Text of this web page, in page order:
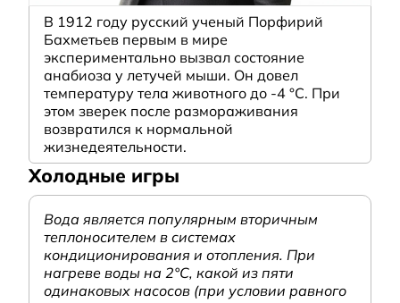
В 1912 году русский ученый Порфирий
Бахметьев первым в мире
экспериментально вызвал состояние
анабиоза у летучей мыши. Он довел
температуру тела животного до -4 °C. При
этом зверек после размораживания
возвратился к нормальной
жизнедеятельности.
Холодные игры
Вода является популярным вторичным
теплоносителем в системах
кондиционирования и отопления. При
нагреве воды на 2°С, какой из пяти
одинаковых насосов (при условии равного